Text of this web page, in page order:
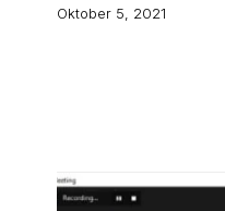
Oktober 5, 2021